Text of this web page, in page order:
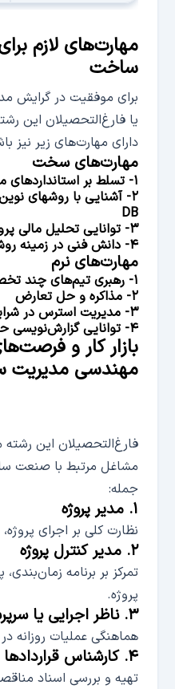
مهارت­‌های لازم
ساخت
برای موفقیت در گرایش
یا فارغ‌التحصیلان این
دارای مهارت‌های زیر نیز
مهارت­‌های سخت
۱- تسلط بر استانداردهای مدیریت پروژه (PMBOK)
DB
۳- توانایی تحلیل مالی پروژه‌­ها
۴- دانش فنی در زمینه روش­‌های اجرایی ساخت
مهارت­‌های نرم
۱- رهبری تیم­‌های چند تخصصی
۲- مذاکره و حل تعارض
۳- مدیریت استرس در شرایط بحرانی
۴- توانایی گزارش‌­نویسی حرفه‌­ای
بازار کار و
مهندسی
فارغ‌التحصیلان این
مشاغل مرتبط با صنعت
جمله:
۱. مدیر پروژه
نظارت کلی بر اجرای
۲. مدیر کنترل پروژه
تمرکز بر برنامه
پروژه.
۳. ناظر اجرایی یا سرپرست کارگاه
هماهنگی عملیات روزانه
۴. کارشناس قراردادها
تهیه و بررسی اسناد